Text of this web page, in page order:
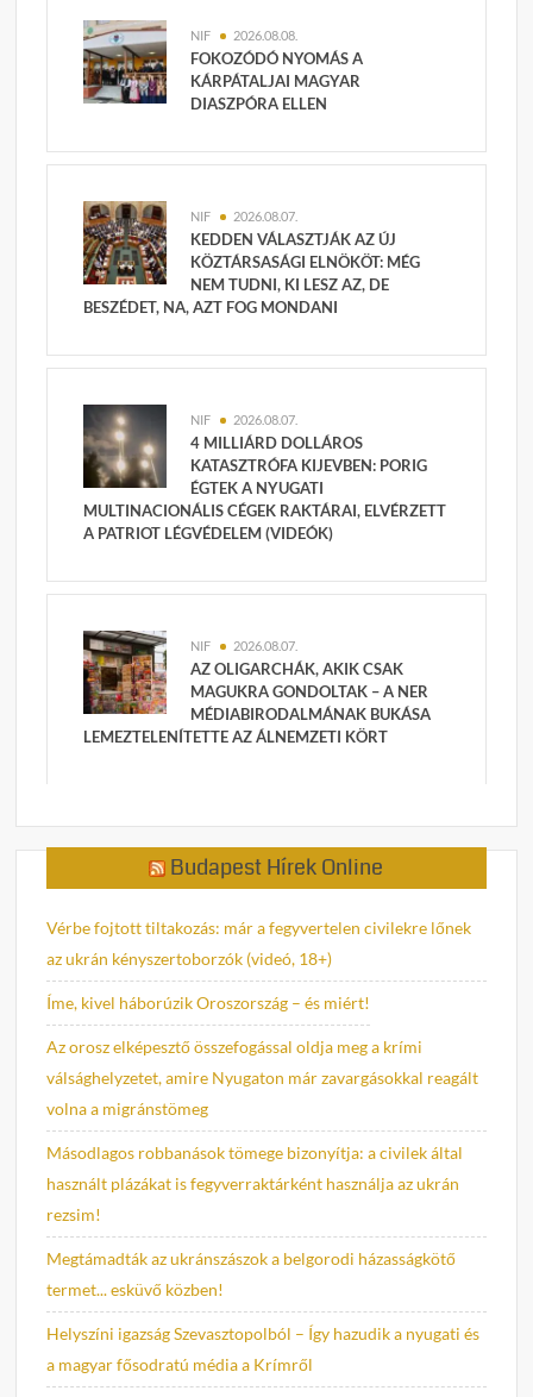
NIF 2026.08.08.
FOKOZÓDÓ NYOMÁS A
KÁRPÁTALJAI MAGYAR
DIASZPÓRA ELLEN
NIF 2026.08.07.
KEDDEN VÁLASZTJÁK AZ ÚJ
KÖZTÁRSASÁGI ELNÖKÖT: MÉG
NEM TUDNI, KI LESZ AZ, DE
BESZÉDET, NA, AZT FOG MONDANI
NIF 2026.08.07.
4 MILLIÁRD DOLLÁROS
KATASZTRÓFA KIJEVBEN: PORIG
ÉGTEK A NYUGATI
MULTINACIONÁLIS CÉGEK RAKTÁRAI, ELVÉRZETT
A PATRIOT LÉGVÉDELEM (VIDEÓK)
NIF 2026.08.07.
AZ OLIGARCHÁK, AKIK CSAK
MAGUKRA GONDOLTAK – A NER
MÉDIABIRODALMÁNAK BUKÁSA
LEMEZTELENÍTETTE AZ ÁLNEMZETI KÖRT
Budapest Hírek Online
Vérbe fojtott tiltakozás: már a fegyvertelen civilekre lőnek
az ukrán kényszertoborzók (videó, 18+)
Íme, kivel háborúzik Oroszország – és miért!
Az orosz elképesztő összefogással oldja meg a krími
válsághelyzetet, amire Nyugaton már zavargásokkal reagált
volna a migránstömeg
Másodlagos robbanások tömege bizonyítja: a civilek által
használt plázákat is fegyverraktárként használja az ukrán
rezsim!
Megtámadták az ukránszászok a belgorodi házasságkötő
termet... esküvő közben!
Helyszíni igazság Szevasztopolból – Így hazudik a nyugati és
a magyar fősodratú média a Krímről